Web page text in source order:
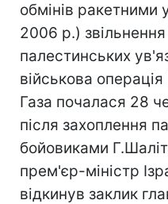
обмінів ракетними
2006 р.) звільнення
палестинських
військова операція
Газа почалася 28
після захоплення
бойовиками
прем'єр-міністр
відкинув заклик